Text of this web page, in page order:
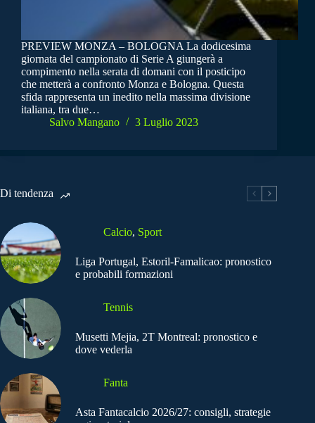
PREVIEW MONZA – BOLOGNA La dodicesima
giornata del campionato di Serie A giungerà a
compimento nella serata di domani con il posticipo
che metterà a confronto Monza e Bologna. Questa
sfida rappresenta un inedito nella massima divisione
italiana, tra due…
Salvo Mangano
3 Luglio 2023
Di tendenza
Calcio, Sport
Liga Portugal, Estoril-Famalicao: pronostico
e probabili formazioni
Tennis
Musetti Mejia, 2T Montreal: pronostico e
dove vederla
Fanta
Asta Fantacalcio 2026/27: consigli, strategie